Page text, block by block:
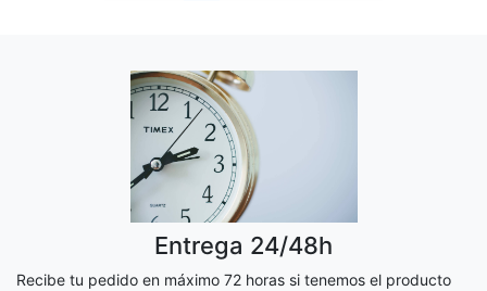
Entrega 24/48h
Recibe tu pedido en máximo 72 horas si tenemos el producto